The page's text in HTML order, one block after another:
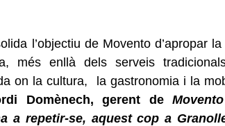
l’objectiu de Movento d’apropar
enllà dels serveis tradicionals
on la cultura, la gastronomia i la
Domènech, gerent de
a repetir-se, aquest cop a